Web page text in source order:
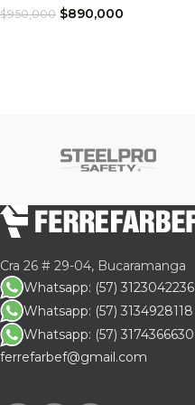
$950,000 $890,000
Cra 26 # 29-04, Bucaramanga
Whatsapp: (57) 3123042236
Whatsapp: (57) 3134928118
Whatsapp: (57) 3174366630
ferrefarbef@gmail.com